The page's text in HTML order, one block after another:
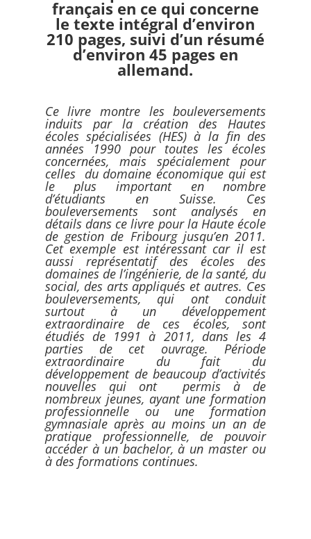
français en ce qui concerne
le texte intégral d’environ
210 pages, suivi d’un résumé
d’environ 45 pages en
allemand.
Ce livre montre les bouleversements
induits par la création des Hautes
écoles spécialisées (HES) à la fin des
années 1990 pour toutes les écoles
concernées, mais spécialement pour
celles du domaine économique qui est
le plus important en nombre
d’étudiants en Suisse. Ces
bouleversements sont analysés en
détails dans ce livre pour la Haute école
de gestion de Fribourg jusqu’en 2011.
Cet exemple est intéressant car il est
aussi représentatif des écoles des
domaines de l’ingénierie, de la santé, du
social, des arts appliqués et autres. Ces
bouleversements, qui ont conduit
surtout à un développement
extraordinaire de ces écoles, sont
étudiés de 1991 à 2011, dans les 4
parties de cet ouvrage. Période
extraordinaire du fait du
développement de beaucoup d’activités
nouvelles qui ont permis à de
nombreux jeunes, ayant une formation
professionnelle ou une formation
gymnasiale après au moins un an de
pratique professionnelle, de pouvoir
accéder à un bachelor, à un master ou
à des formations continues.